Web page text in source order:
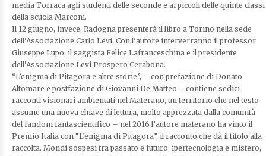
media Torraca agli studenti delle seconde e ai piccoli delle quinte classi
della scuola Marconi.
Il 12 giugno, invece, Radogna presenterà il libro a Torino nella sede
dell’Associazione Carlo Levi. Con l’autore interverranno il professor
Giuseppe Lupo, il saggista Felice Lafranceschina e il presidente
dell’Associazione Levi Prospero Cerabona.
“L’enigma di Pitagora e altre storie”, – con prefazione di Donato
Altomare e postfazione di Giovanni De Matteo -, contiene sedici
racconti visionari ambientati nel Materano, un territorio che nel testo
assume una nuova chiave di lettura, molto apprezzata dalla comunità
del fandom fantascientifico – nel 2016 l’autore materano ha vinto il
Premio Italia con “L’enigma di Pitagora”, il racconto che dà il titolo alla
raccolta. Mondi sospesi tra passato e futuro, ipertecnologia e mistero,